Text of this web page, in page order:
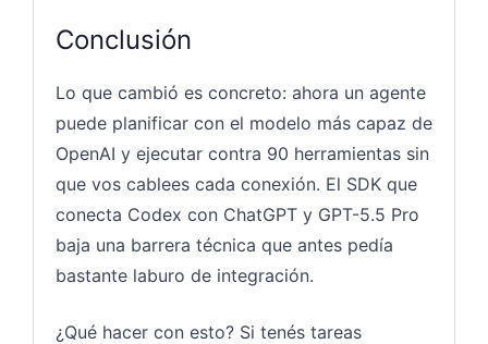
Conclusión
Lo que cambió es concreto: ahora un agente
puede planificar con el modelo más capaz de
OpenAI y ejecutar contra 90 herramientas sin
que vos cablees cada conexión. El SDK que
conecta Codex con ChatGPT y GPT-5.5 Pro
baja una barrera técnica que antes pedía
bastante laburo de integración.
¿Qué hacer con esto? Si tenés tareas